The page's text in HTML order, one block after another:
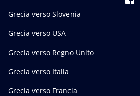
Grecia verso Slovenia
Grecia verso USA
Grecia verso Regno Unito
Grecia verso Italia
Grecia verso Francia